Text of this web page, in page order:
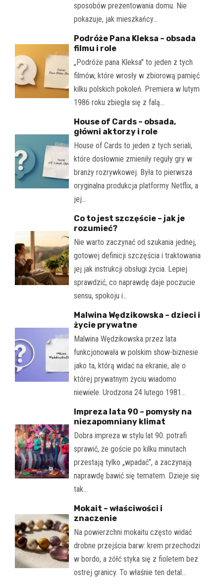
sposobów prezentowania domu. Nie
pokazuje, jak mieszkańcy…
Podróże Pana Kleksa – obsada
filmu i role
„Podróże pana Kleksa" to jeden z tych
filmów, które wrosły w zbiorową pamięć
kilku polskich pokoleń. Premiera w lutym
1986 roku zbiegła się z falą…
House of Cards – obsada,
główni aktorzy i role
House of Cards to jeden z tych seriali,
które dosłownie zmieniły reguły gry w
branży rozrywkowej. Była to pierwsza
oryginalna produkcja platformy Netflix, a
jej…
Co to jest szczęście – jak je
rozumieć?
Nie warto zaczynać od szukania jednej,
gotowej definicji szczęścia i traktowania
jej jak instrukcji obsługi życia. Lepiej
sprawdzić, co naprawdę daje poczucie
sensu, spokoju i…
Malwina Wędzikowska – dzieci i
życie prywatne
Malwina Wędzikowska przez lata
funkcjonowała w polskim show-biznesie
jako ta, którą widać na ekranie, ale o
której prywatnym życiu wiadomo
niewiele. Urodzona 24 lutego 1981…
Impreza lata 90 – pomysły na
niezapomniany klimat
Dobra impreza w stylu lat 90. potrafi
sprawić, że goście po kilku minutach
przestają tylko „wpadać”, a zaczynają
naprawdę bawić się tematem. Dzieje się
tak…
Mokait – właściwości i
znaczenie
Na powierzchni mokaitu często widać
drobne przejścia barw: krem przechodzi
w bordo, a żółć styka się z fioletem bez
ostrej granicy. To właśnie ten detal…